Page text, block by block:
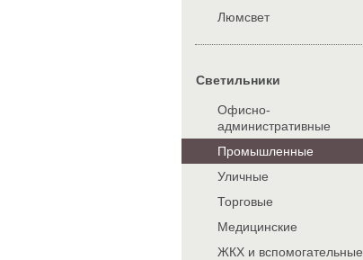
Люмсвет
Cветильники
Офисно-
административные
Промышленные
Уличные
Торговые
Медицинские
ЖКХ и вспомогательные